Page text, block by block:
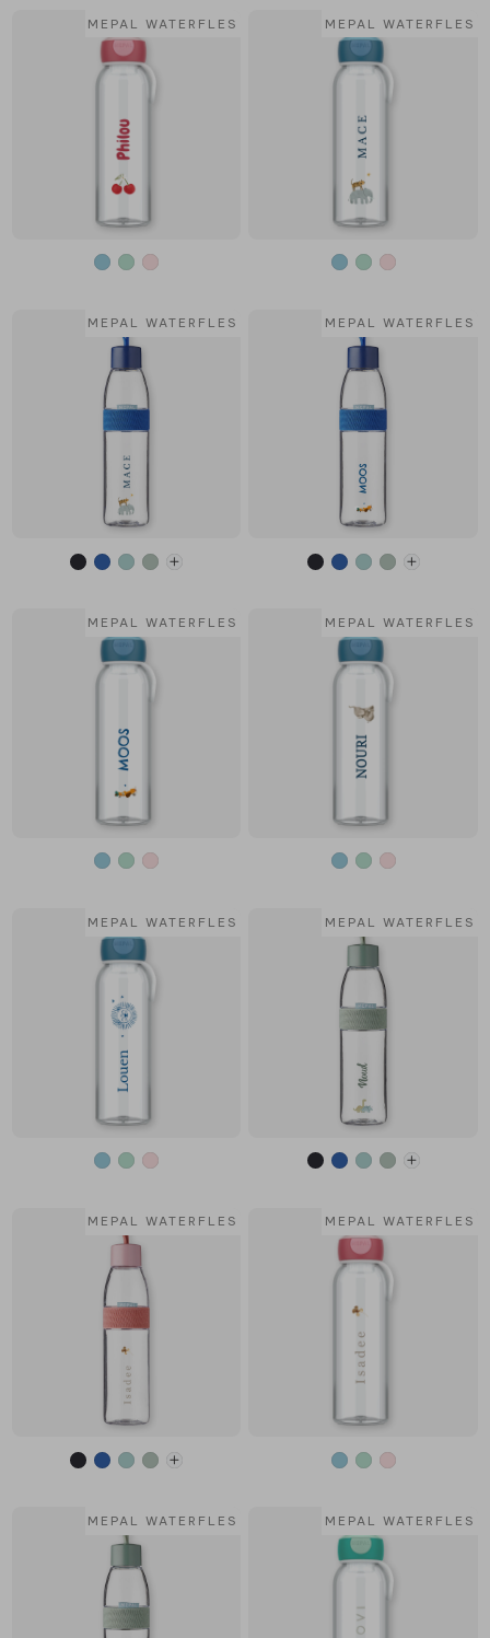
MEPAL WATERFLES MEPAL WATERFLES
MEPAL WATERFLES MEPAL WATERFLES
MEPAL WATERFLES MEPAL WATERFLES
MEPAL WATERFLES MEPAL WATERFLES
MEPAL WATERFLES MEPAL WATERFLES
MEPAL WATERFLES MEPAL WATERFLES